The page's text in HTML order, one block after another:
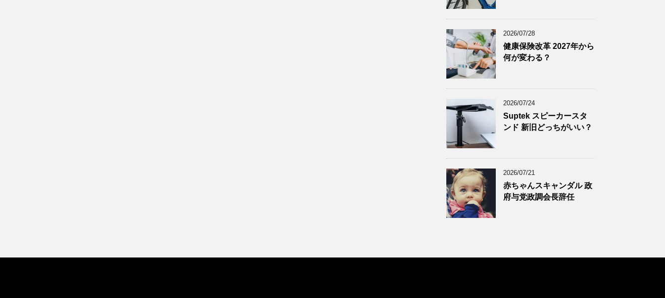
2025年4月
2025年3月(9)
2025年2月
(8)
2025年1月
(8)
2024年12月
2024年9月
(9)
2024年8月
(9)
2024年7月
2024年6月(7)
2024年5月
(8)
2024年4月
(8)
2024年3月
2024年2月
2026/07/28
健康保険改革 2027年から
何が変わる？
2026/07/24
Suptek スピーカースタ
ンド 新旧どっちがいい？
2026/07/21
赤ちゃんスキャンダル 政
府与党政調会長辞任